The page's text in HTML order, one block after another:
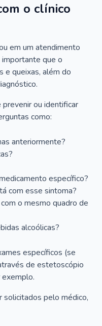
o clínico
em um atendimento
importante que o
e queixas, além do
ou identificar
como:
anteriormente?
específico?
com esse sintoma?
o mesmo quadro de
alcoólicas?
específicos (se
de estetoscópio
exemplo.
solicitados pelo médico,